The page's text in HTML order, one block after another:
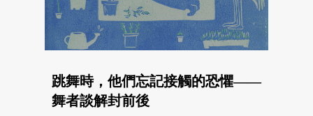
跳舞時，他們忘記接觸的恐懼——
舞者談解封前後